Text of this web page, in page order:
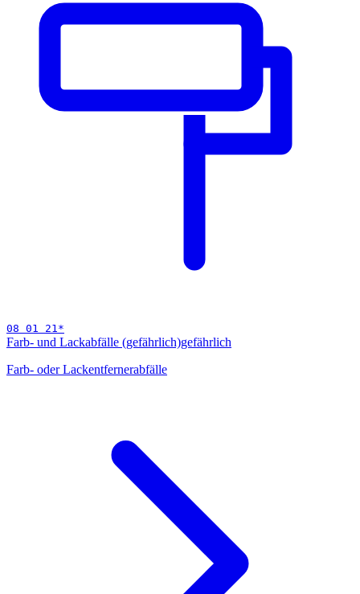
08 01 21 *
Farb- und Lackabfälle (gefährlich)gefährlich
Farb- oder Lackentfernerabfälle